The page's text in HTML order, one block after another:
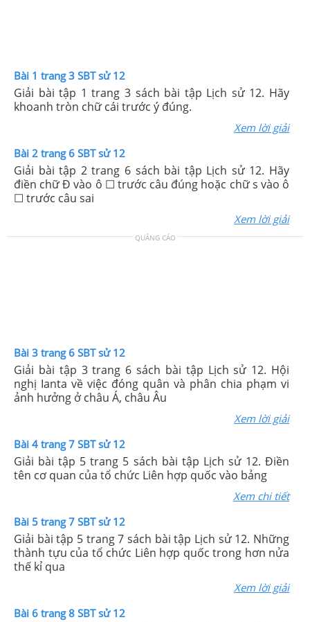
Bài 1 trang 3 SBT sử 12
Giải bài tập 1 trang 3 sách bài tập Lịch sử 12. Hãy
khoanh tròn chữ cái trước ý đúng.
Xem lời giải
Bài 2 trang 6 SBT sử 12
Giải bài tập 2 trang 6 sách bài tập Lịch sử 12. Hãy
điền chữ Đ vào ô ☐ trước câu đúng hoặc chữ s vào ô
☐ trước câu sai
Xem lời giải
QUẢNG CÁO
Bài 3 trang 6 SBT sử 12
Giải bài tập 3 trang 6 sách bài tập Lịch sử 12. Hội
nghị Ianta về việc đóng quân và phân chia phạm vi
ảnh hưởng ở châu Á, châu Âu
Xem lời giải
Bài 4 trang 7 SBT sử 12
Giải bài tập 5 trang 5 sách bài tập Lịch sử 12. Điền
tên cơ quan của tổ chức Liên hợp quốc vào bảng
Xem chi tiết
Bài 5 trang 7 SBT sử 12
Giải bài tập 5 trang 7 sách bài tập Lịch sử 12. Những
thành tựu của tổ chức Liên hợp quốc trong hơn nửa
thế kỉ qua
Xem lời giải
Bài 6 trang 8 SBT sử 12